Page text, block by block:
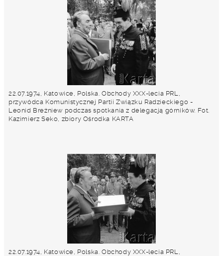
22.07.1974, Katowice, Polska. Obchody XXX-lecia PRL,
przywódca Komunistycznej Partii Związku Radzieckiego -
Leonid Breżniew podczas spotkania z delegacją górników. Fot.
Kazimierz Seko, zbiory Ośrodka KARTA
22.07.1974, Katowice, Polska. Obchody XXX-lecia PRL,